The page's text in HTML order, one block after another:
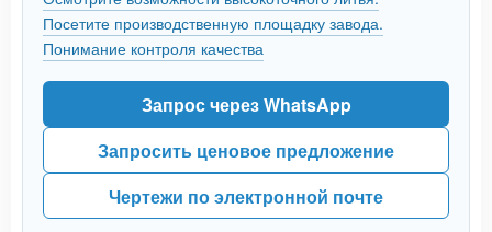
Посетите производственную площадку завода.
Понимание контроля качества
Запрос через WhatsApp
Запросить ценовое предложение
Чертежи по электронной почте